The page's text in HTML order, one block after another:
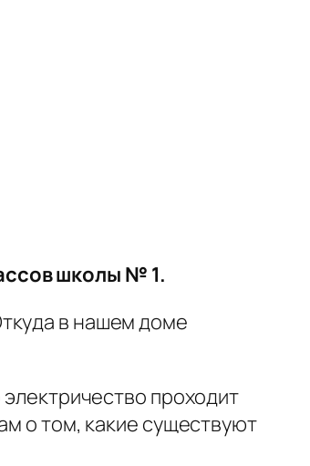
школы № 1.
в нашем доме
проходит
о том, какие существуют